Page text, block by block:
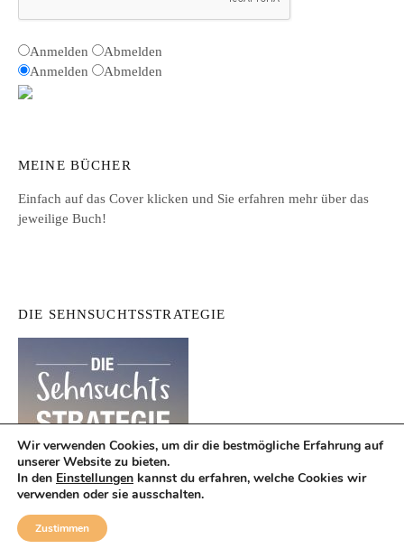
Anmelden
Abmelden
Anmelden
Abmelden
MEINE BÜCHER
Einfach auf das Cover klicken und Sie erfahren mehr über das
jeweilige Buch!
DIE SEHNSUCHTSSTRATEGIE
Wir verwenden Cookies, um dir die bestmögliche Erfahrung auf
unserer Website zu bieten.
In den Einstellungen kannst du erfahren, welche Cookies wir
verwenden oder sie ausschalten.
Zustimmen